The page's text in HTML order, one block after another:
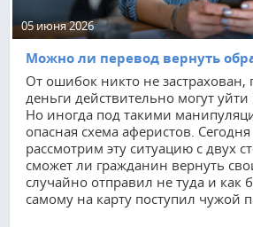
05 июня 2026
Можно ли перевод вернуть
От ошибок никто не застрахован,
деньги действительно могут уйти
Но иногда под такими
опасная схема аферистов.
рассмотрим эту ситуацию с двух
сможет ли гражданин вернуть
случайно отправил не туда и как
самому на карту поступил чужой